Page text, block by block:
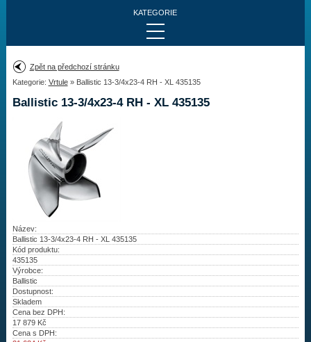
KATEGORIE
Provedení:
Výrobce:
Drážky na hřídeli:
Najít vrtuli
Vrtule
Kontakty
Aktuality
Zpět na předchozí stránku
Kategorie: Vrtule» Ballistic 13-3/4x23-4 RH - XL 435135
Ballistic 13-3/4x23-4 RH - XL 435135
Název:
Ballistic 13-3/4x23-4 RH - XL 435135
Kód produktu:
435135
Výrobce:
Ballistic
Dostupnost:
Skladem
Cena bez DPH:
17 879Kč
Cena s DPH: